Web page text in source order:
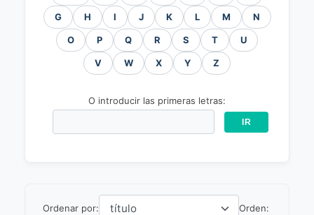
G H I J K L M N
O P Q R S T U
V W X Y Z
O introducir las primeras letras:
Ordenar por: Orden: